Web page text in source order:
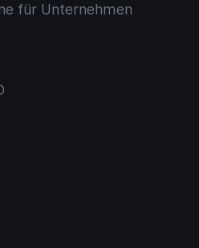
für Unternehmen